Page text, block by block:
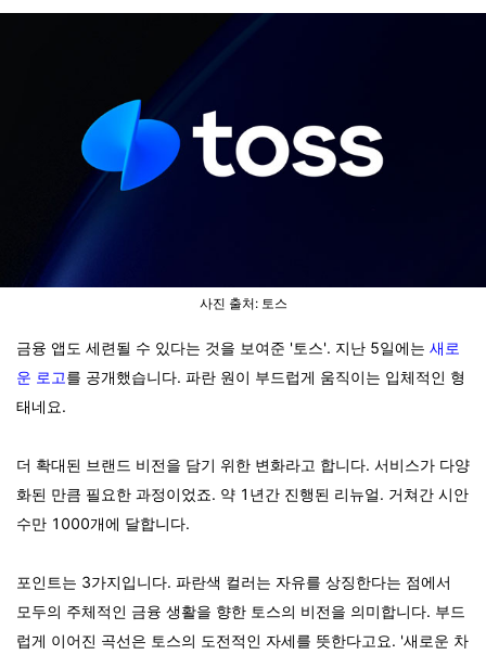
사진 출처: 토스
금융 앱도 세련될 수 있다는 것을 보여준 '토스'. 지난 5일에는 새로
운 로고를 공개했습니다. 파란 원이 부드럽게 움직이는 입체적인 형
태네요.
더 확대된 브랜드 비전을 담기 위한 변화라고 합니다. 서비스가 다양
화된 만큼 필요한 과정이었죠. 약 1년간 진행된 리뉴얼. 거쳐간 시안
수만 1000개에 달합니다.
포인트는 3가지입니다. 파란색 컬러는 자유를 상징한다는 점에서
모두의 주체적인 금융 생활을 향한 토스의 비전을 의미합니다. 부드
럽게 이어진 곡선은 토스의 도전적인 자세를 뜻한다고요. '새로운 차